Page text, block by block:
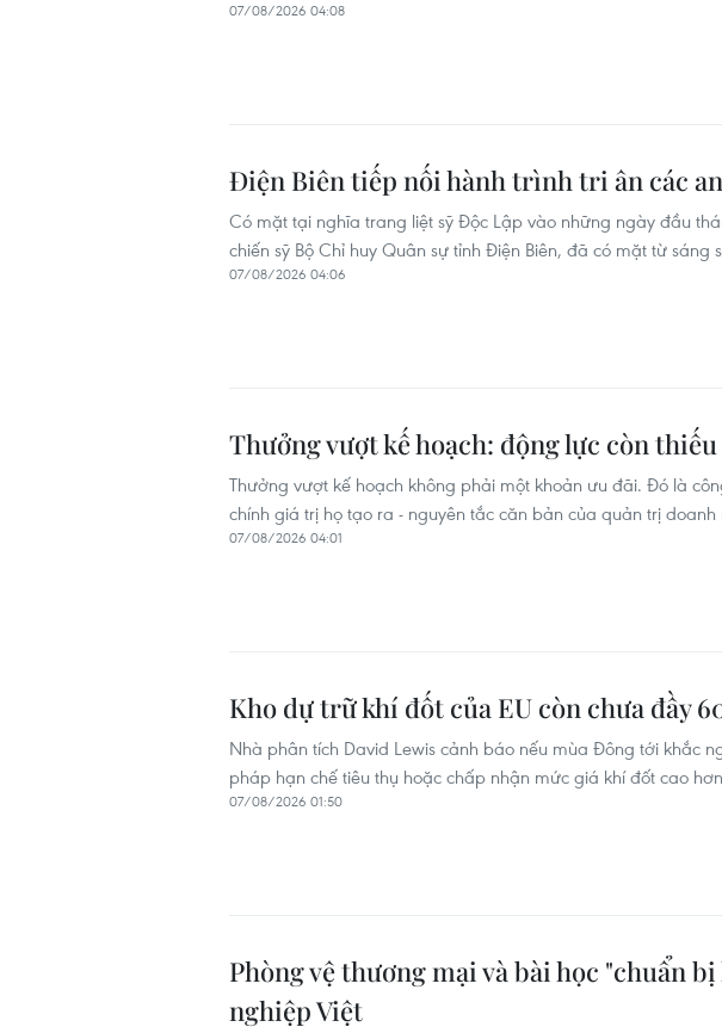
07/08/2026 04:08
Điện Biên tiếp nối hành trình tri ân các
Có mặt tại nghĩa trang liệt sỹ Độc Lập vào những ngày đầu
chiến sỹ Bộ Chỉ huy Quân sự tỉnh Điện Biên, đã có mặt từ sáng
07/08/2026 04:06
Thưởng vượt kế hoạch: động lực còn
Thưởng vượt kế hoạch không phải một khoản ưu đãi. Đó là
chính giá trị họ tạo ra - nguyên tắc căn bản của quản trị
07/08/2026 04:01
Kho dự trữ khí đốt của EU còn chưa đầy
Nhà phân tích David Lewis cảnh báo nếu mùa Đông tới khắc
pháp hạn chế tiêu thụ hoặc chấp nhận mức giá khí đốt cao
07/08/2026 01:50
Phòng vệ thương mại và bài học "chuẩn
nghiệp Việt